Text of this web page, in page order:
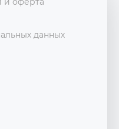
данных